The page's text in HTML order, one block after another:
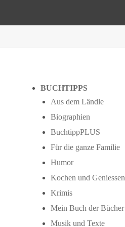
BUCHTIPPS
Aus dem Ländle
Biographien
BuchtippPLUS
Für die ganze Familie
Humor
Kochen und Geniessen
Krimis
Mein Buch der Bücher
Musik und Texte